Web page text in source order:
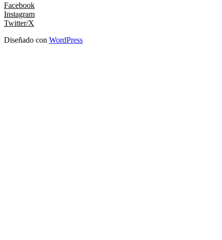
Facebook
Instagram
Twitter/X
Diseñado con WordPress